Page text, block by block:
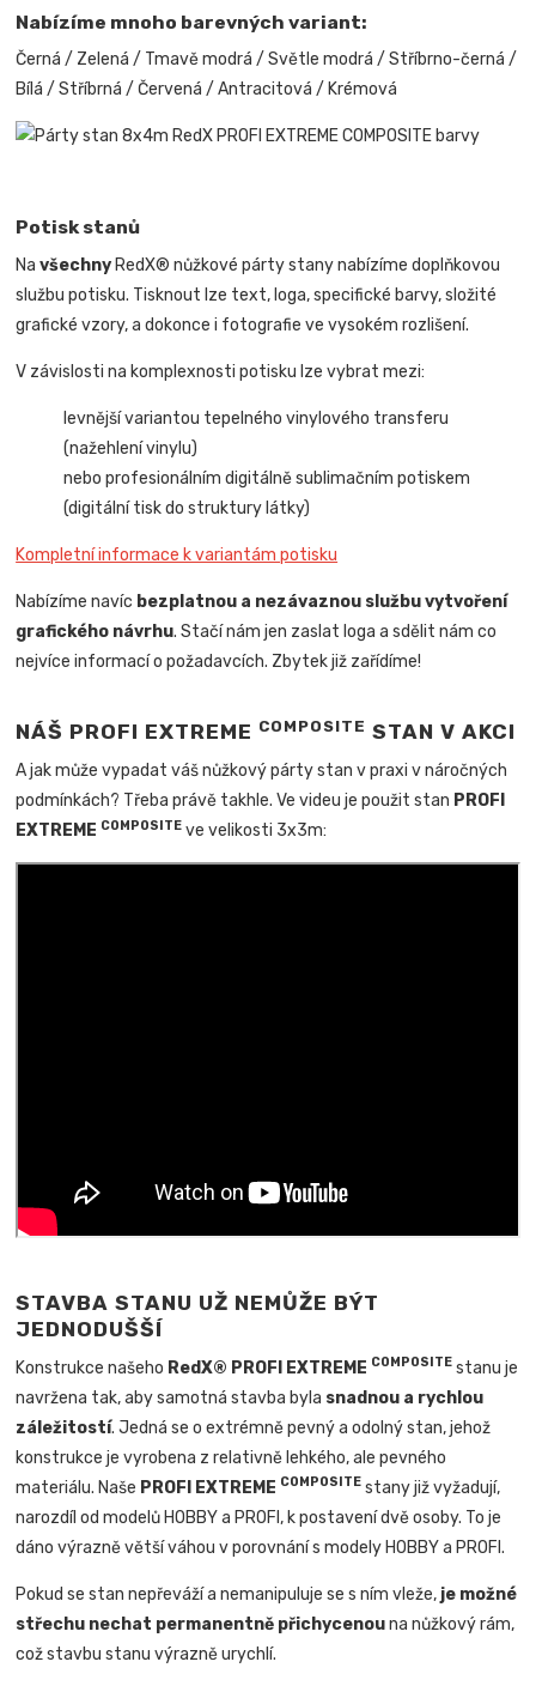
Nabízíme mnoho barevných variant:
Černá / Zelená / Tmavě modrá / Světle modrá / Stříbrno-černá /
Bílá / Stříbrná / Červená / Antracitová / Krémová
Potisk stanů
Navšechny RedX® nůžkové párty stany nabízíme doplňkovou
službu potisku. Tisknout lze text, loga, specifické barvy, složité
grafické vzory, a dokonce i fotografie ve vysokém rozlišení.
V závislosti na komplexnosti potisku lze vybrat mezi:
levnější variantou tepelného vinylového transferu
(nažehlení vinylu)
nebo profesionálním digitálně sublimačním potiskem
(digitální tisk do struktury látky)
Kompletní informace k variantám potisku
Nabízíme navíc bezplatnou a nezávaznou službu vytvoření
grafického návrhu. Stačí nám jen zaslat loga a sdělit nám co
nejvíce informací o požadavcích. Zbytek již zařídíme!
NÁŠ PROFI EXTREME COMPOSITE STAN V AKCI
A jak může vypadat váš nůžkový párty stan v praxi v náročných
podmínkách? Třeba právě takhle. Ve videu je použit stan PROFI
EXTREME COMPOSITE ve velikosti 3x3m:
STAVBA STANU UŽ NEMŮŽE BÝT
JEDNODUŠŠÍ
Konstrukce našeho RedX® PROFI EXTREME COMPOSITE stanu je
navržena tak, aby samotná stavba byla snadnou a rychlou
záležitostí. Jedná se o extrémně pevný a odolný stan, jehož
konstrukce je vyrobena z relativně lehkého, ale pevného
materiálu. Naše PROFI EXTREME COMPOSITE stany již vyžadují,
narozdíl od modelů HOBBY a PROFI, k postavení dvě osoby. To je
dáno výrazně větší váhou v porovnání s modely HOBBY a PROFI.
Pokud se stan nepřeváží a nemanipuluje se s ním vleže, je možné
střechu nechat permanentně přichycenouna nůžkový rám,
což stavbu stanu výrazně urychlí.